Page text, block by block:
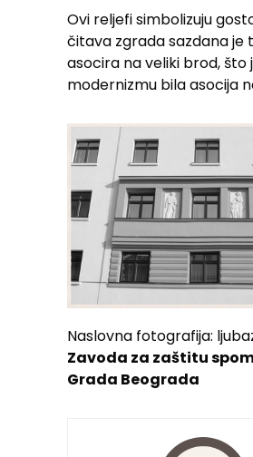
Ovi reljefi simbolizuju
čitava zgrada sazdana je
asocira na veliki brod, što
modernizmu bila asocija
Naslovna fotografija:
Zavoda za zaštitu
Grada Beograda